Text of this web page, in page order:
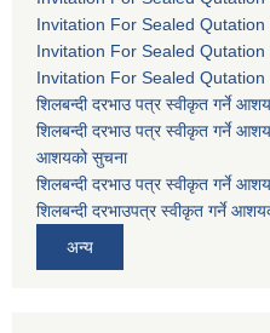
Invitation For Sealed Qutation
Invitation For Sealed Qutation
Invitation For Sealed Qutation
शिलबन्दी दरभाउ पत्र स्वीकृत गर्ने
शिलबन्दी दरभाउ पत्र स्वीकृत गर्ने
आशयको सुचना
शिलबन्दी दरभाउ पत्र स्वीकृत गर्ने
शिलबन्दी दरभाउपत्र स्वीकृत गर्ने
अन्य